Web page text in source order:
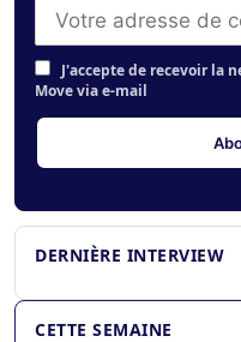
J'accepte de recevoir la
Move via e-mail
DERNIÈRE INTERVIEW
Pierre Delaigue –
autonome permettra
presque sans
CETTE SEMAINE